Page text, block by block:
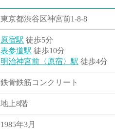
東京都渋谷区神宮前1-8-8
原宿駅 徒歩5分
表参道駅 徒歩10分
明治神宮前〈原宿〉駅 徒歩4分
鉄骨鉄筋コンクリート
地上8階
1985年3月